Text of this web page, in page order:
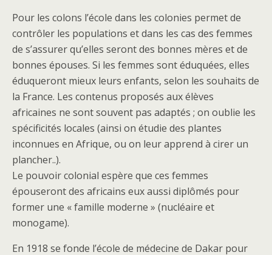
Pour les colons l’école dans les colonies permet de
contrôler les populations et dans les cas des femmes
de s’assurer qu’elles seront des bonnes mères et de
bonnes épouses. Si les femmes sont éduquées, elles
éduqueront mieux leurs enfants, selon les souhaits de
la France. Les contenus proposés aux élèves
africaines ne sont souvent pas adaptés ; on oublie les
spécificités locales (ainsi on étudie des plantes
inconnues en Afrique, ou on leur apprend à cirer un
plancher..).
Le pouvoir colonial espère que ces femmes
épouseront des africains eux aussi diplômés pour
former une « famille moderne » (nucléaire et
monogame).
En 1918 se fonde l’école de médecine de Dakar pour